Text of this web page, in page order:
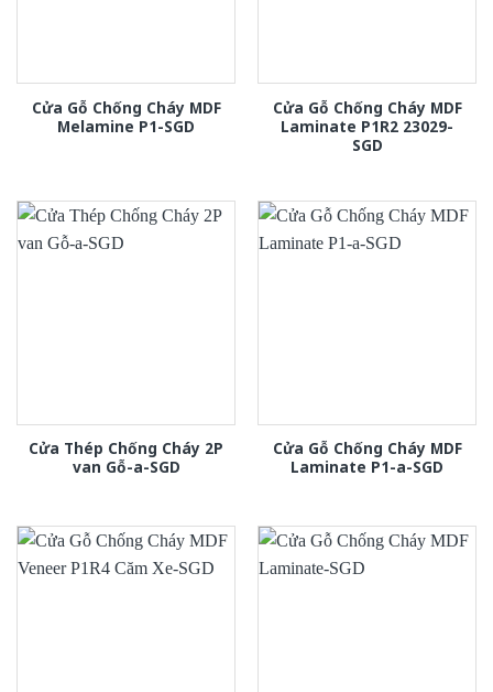
Cửa Gỗ Chống Cháy MDF
Melamine P1-SGD
Cửa Gỗ Chống Cháy MDF
Laminate P1R2 23029-
SGD
Cửa Thép Chống Cháy 2P
van Gỗ-a-SGD
Cửa Gỗ Chống Cháy MDF
Laminate P1-a-SGD